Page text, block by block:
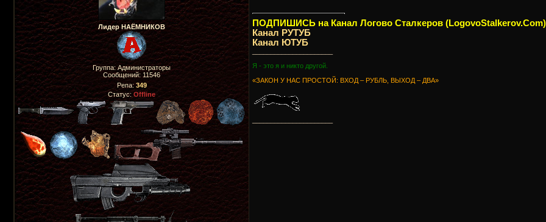
Лидер НАЁМНИКОВ
Группа: Администраторы
Сообщений: 11546
Репа: 349
Статус: Offline
ПОДПИШИСЬ на Канал Логово Сталкеров
Канал РУТУБ
Канал ЮТУБ
Я - это я и никто другой.
«ЗАКОН У НАС ПРОСТОЙ: ВХОД – РУБЛЬ, ВЫХОД – ДВА»